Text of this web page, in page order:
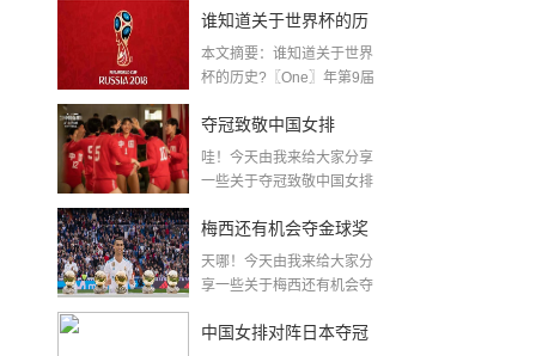
谁知道关于世界杯的历
史 「十二月四号世界杯
本文摘要：谁知道关于世界
杯的历史?〖One〗年第9届
夺冠致敬中国女排
〖2020关于电影 夺冠 观
哇！今天由我来给大家分享
一些关于夺冠致敬中国女排
梅西还有机会夺金球奖
〖梅老七什么梗〗
天哪！今天由我来给大家分
享一些关于梅西还有机会夺
中国女排对阵日本夺冠